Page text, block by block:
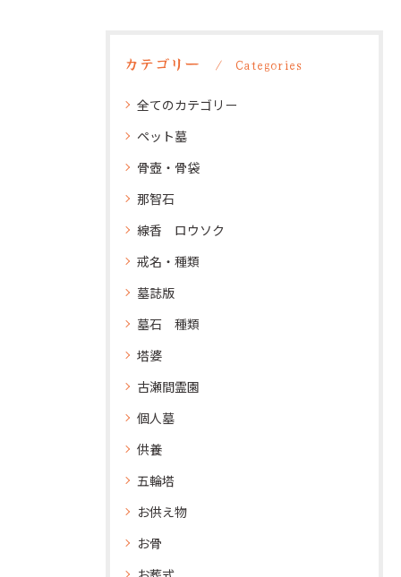
カテゴリー Categories
全てのカテゴリー
ペット墓
骨壺・骨袋
那智石
線香 ロウソク
戒名・種類
墓誌版
墓石 種類
塔婆
古瀬間霊園
個人墓
供養
五輪塔
お供え物
お骨